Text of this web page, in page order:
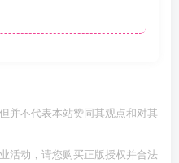
并不代表本站赞同其观点和对其
活动，请您购买正版授权并合法